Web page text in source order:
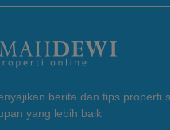
berita dan tips properti
yang lebih baik